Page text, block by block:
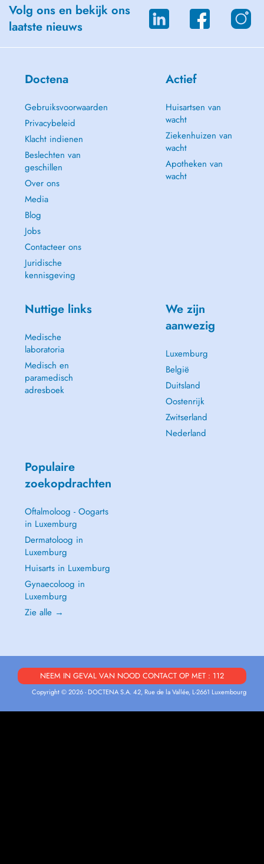
Volg ons en bekijk ons
laatste nieuws
Doctena
Gebruiksvoorwaarden
Privacybeleid
Klacht indienen
Beslechten van
geschillen
Over ons
Media
Blog
Jobs
Contacteer ons
Juridische
kennisgeving
Actief
Huisartsen van
wacht
Ziekenhuizen van
wacht
Apotheken van
wacht
Nuttige links
Medische
laboratoria
Medisch en
paramedisch
adresboek
We zijn
aanwezig
Luxemburg
België
Duitsland
Oostenrijk
Zwitserland
Nederland
Populaire
zoekopdrachten
Oftalmoloog - Oogarts
in Luxemburg
Dermatoloog in
Luxemburg
Huisarts in Luxemburg
Gynaecoloog in
Luxemburg
Zie alle →
NEEM IN GEVAL VAN NOOD CONTACT OP MET : 112
Copyright © 2026 - DOCTENA S.A. 42, Rue de la Vallée, L-2661 Luxembourg